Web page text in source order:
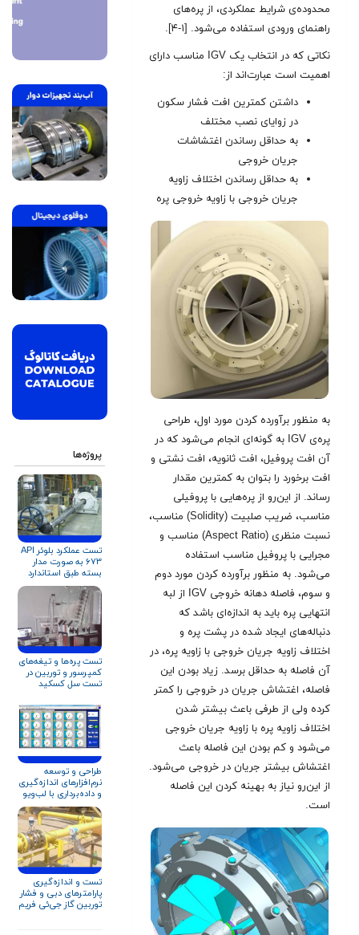
محدوده‌ی شرایط عملکردی، از پره‌های
راهنمای ورودی استفاده می‌شود. [۱-۴].
نکاتی که در انتخاب یک IGV مناسب دارای
اهمیت است عبارت‌اند از:
داشتن کمترین افت فشار سکون
در زوایای نصب مختلف
به حداقل رساندن اغتشاشات
جریان خروجی
به حداقل رساندن اختلاف زاویه
جریان خروجی با زاویه خروجی پره
به منظور برآورده کردن مورد اول، طراحی
پره‌ی IGV به گونه‌ای انجام می‌شود که در
آن افت پروفیل، افت ثانویه، افت نشتی و
افت برخورد را بتوان به کمترین مقدار
رساند. از این‌رو از پره‌هایی با پروفیلی
مناسب، ضریب صلبیت (Solidity) مناسب،
نسبت منظری (Aspect Ratio) مناسب و
مجرایی با پروفیل مناسب استفاده
می‌شود. به منظور برآورده کردن مورد دوم
و سوم، فاصله دهانه خروجی IGV از لبه
انتهایی پره باید به اندازه‌ای باشد که
دنباله‌های ایجاد شده در پشت پره و
اختلاف زاویه جریان خروجی با زاویه پره، در
آن فاصله به حداقل برسد. زیاد بودن این
فاصله، اغتشاش جریان در خروجی را کمتر
کرده ولی از طرفی باعث بیشتر شدن
اختلاف زاویه پره با زاویه جریان خروجی
می‌شود و کم بودن این فاصله باعث
اغتشاش بیشتر جریان در خروجی می‌شود.
از این‌رو نیاز به بهینه کردن این فاصله
است.
پروژه‌ها
تست عملکرد بلوئر API
۶۷۳ به صورت مدار
بسته طبق استاندارد
ISO ۵۸۰۱ و AMCA ۲۱۰
تست پره‌ها و تیغه‌های
کمپرسور و توربین در
تست سل کسکید
طراحی و توسعه
نرم‌افزارهای اندازه‌گیری
و داده‌برداری با لب‌ویو
تست و اندازه‌گیری
پارامترهای دبی و فشار
توربین گاز جی‌ئی فریم